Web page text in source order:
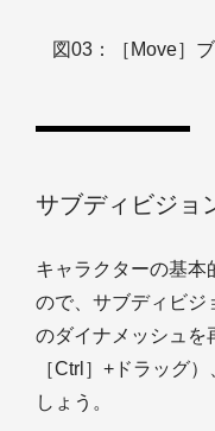
図03：［Move］
サブディビジョ
キャラクターの基本
ので、サブディビジ
のダイナメッシュを
［Ctrl］+ドラッグ
しょう。